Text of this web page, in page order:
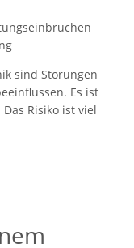
sind Störungen
Es ist
Risiko ist viel